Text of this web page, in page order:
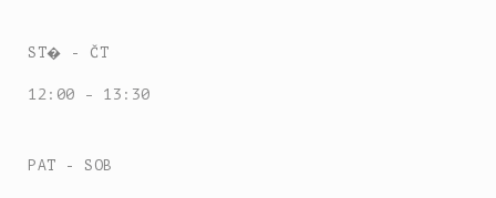
ST� - ČT
12:00 - 13:30
PAT - SOB